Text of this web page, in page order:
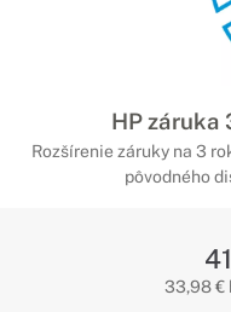
HP záruka
Rozšírenie záruky na 3
pôvodného
33,98 €